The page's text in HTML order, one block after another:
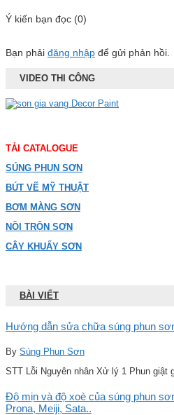
Ý kiến bạn đọc (0)
Bạn phải đăng nhập để gửi phản hồi.
VIDEO THI CÔNG
TẢI CATALOGUE
SÚNG PHUN SƠN
BÚT VẼ MỸ THUẬT
BƠM MÀNG SƠN
NỒI TRỘN SƠN
CÂY KHUẤY SƠN
BÀI VIẾT
Hướng dẫn sửa chữa súng phun
By Súng Phun Sơn
STT Lỗi Nguyên nhân Xử lý 1 Phun giật
Độ mịn và độ xoè của súng phun
Prona, Meiji, Sata..